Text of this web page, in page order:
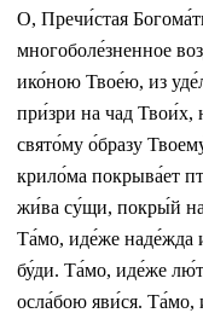
О, Пречи́стая
многоболе́зненное
ико́ною Твое́ю, из
при́зри на чад
свято́му о́бразу
крило́ма покрыва́ет
жи́ва су́щи, покры́й
Та́мо, иде́же наде́жда
бу́ди. Та́мо, иде́же
осла́бою яви́ся. Та́мо,